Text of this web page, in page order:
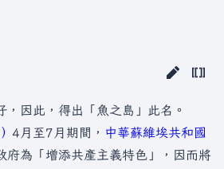
，因此，得出「魚之島」此名。
4月至7月期間， 中華蘇維埃共和國
府為「增添共產主義特色」，因而將